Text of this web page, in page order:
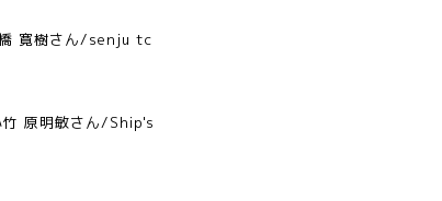
樹さん/senju tc
明敏さん/Ship's